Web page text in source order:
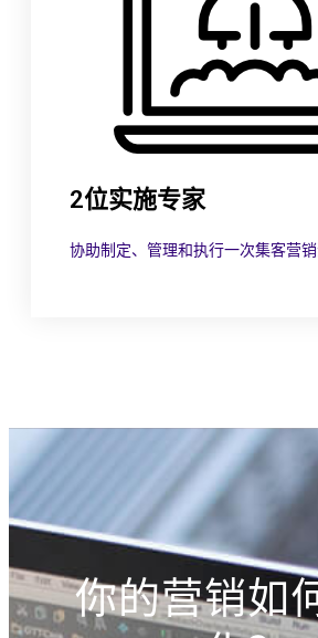
2位实施专家
协助制定、管理和执行一次集客营
你的营销如